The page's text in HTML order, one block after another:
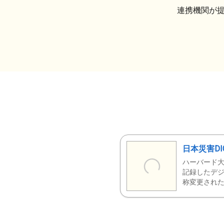
連携機関が
日本災害
ハーバード
記録したデ
称変更された